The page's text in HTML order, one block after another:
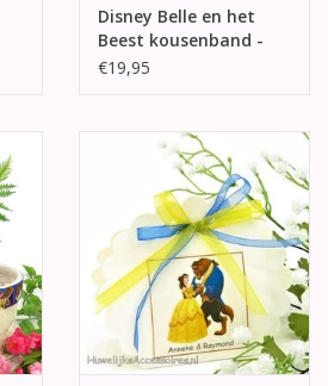
Disney Belle en het
Beest kousenband -
gele kant
€19,95